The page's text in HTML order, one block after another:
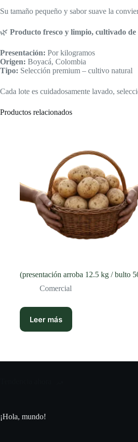
Su tamaño pequeño y sabor suave la
🌿 Producto fresco y limpio, cultivado
Presentación: Por kilogramos
Origen: Boyacá, Colombia
Tipo: Selección premium – cultivo natural
Cada lote es cuidadosamente lavado,
Productos relacionados
(presentación arroba 12.5 kg / bulto
Comercial
Leer más
¡Hola, mundo!